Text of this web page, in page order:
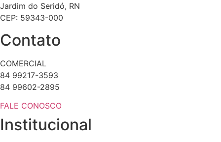
Jardim do Seridó, RN
CEP: 59343-000
Contato
COMERCIAL
84 99217-3593
84 99602-2895
FALE CONOSCO
Institucional